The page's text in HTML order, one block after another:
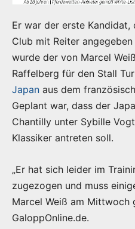
Er war der erste
Club mit Reiter
wurde der von Marcel
Raffelberg für den Stall
Japan aus dem
Geplant war, dass der
Chantilly unter Sybille
Klassiker antreten soll.
„Er hat sich leider im
zugezogen und muss
Marcel Weiß am Mittwoch
GaloppOnline.de.